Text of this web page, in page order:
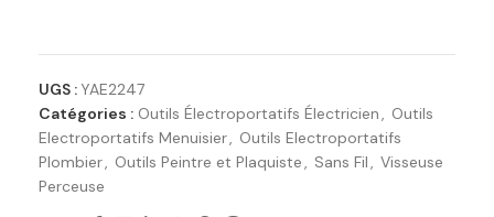
UGS : YAE2247
Catégories : Outils Électroportatifs Électricien, Outils
Electroportatifs Menuisier, Outils Electroportatifs
Plombier, Outils Peintre et Plaquiste, Sans Fil, Visseuse
Perceuse